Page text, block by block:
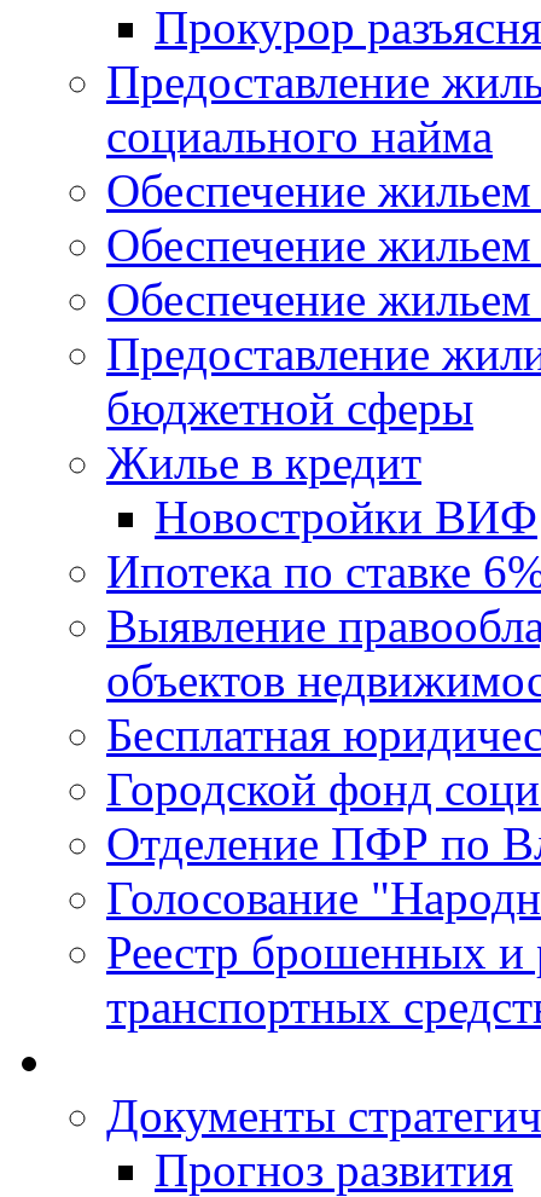
Прокурор
Предоставление
социального найма
Обеспечение
Обеспечение
Обеспечение жильем
Предоставление
бюджетной сферы
Жилье в кредит
Новостройки ВИФ
Ипотека по ставке
Выявление
объектов
Бесплатная
Городской фонд
Отделение ПФР по
Голосование
Реестр брошенных и
транспортных
Документы
Прогноз развития